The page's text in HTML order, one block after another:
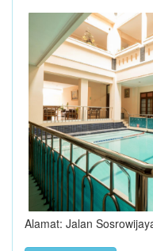
Alamat: Jalan